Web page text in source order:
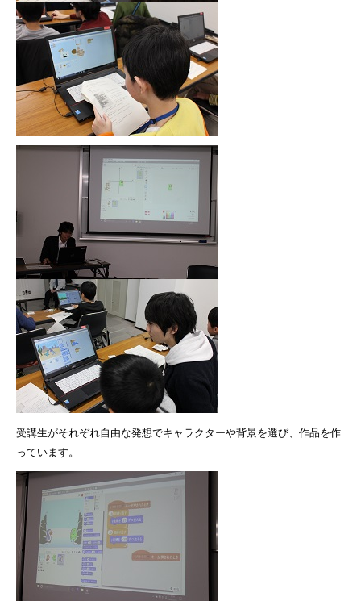
受講生がそれぞれ自由な発想でキャラクターや背景を選び、作品を作
っています。